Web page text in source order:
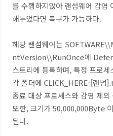
를 수행하지않아 랜섬웨어 감염
해두었다면 복구가 가능하다.
해당 랜섬웨어는
ntVersion\\RunOnce에
스트리에 등록하며,특정 프로세
각 폴더에 CLICK_HERE-[랜덤
종료 대상 프로세스와 감염 제
또한,크기가50,000,000Byte
된다.